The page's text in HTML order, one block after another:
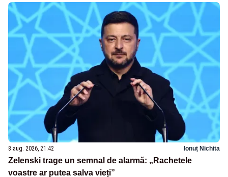
8 aug. 2026, 21:42 Ionuț Nichita
Zelenski trage un semnal de alarmă: „Rachetele
voastre ar putea salva vieți”